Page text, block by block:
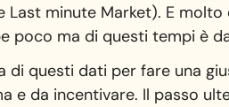
Last minute Market). E
poco ma di questi tempi è
di questi dati per fare una
e da incentivare. Il passo